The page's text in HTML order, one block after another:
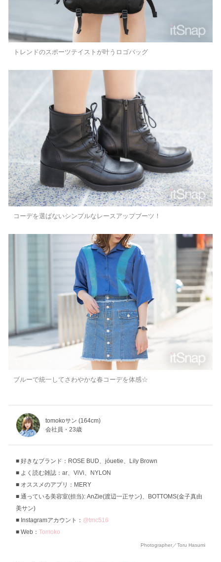
トレンドのスポーツテイストが叶うロゴバッグ
コーデを選ばないシンプルなレースアップブーツ！
ブルーで統一してさわやかな春コーデを体感☆
tomokoサン (164cm)
会社員・23歳
好きなブランド：ROSE BUD、jóuetie、Lily Brown
よく読む雑誌：ar、ViVi、NYLON
オススメのアプリ：MERY
通っている美容室(担当): AnZie(渡辺一正サン)、BOTTOMS(金子真由
美サン)
Instagramアカウント： @tmc516
Web： Tomoko
Photographer／Toru Hasumi